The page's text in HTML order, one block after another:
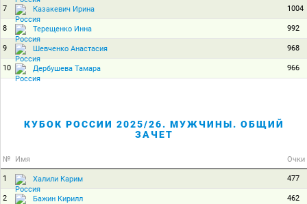
7 Казакевич Ирина 1004
8 Терещенко Инна 992
9 Шевченко Анастасия 968
10 Дербушева Тамара 966
КУБОК РОССИИ 2025/26. МУЖЧИНЫ. ОБЩИЙ
ЗАЧЕТ
№ Имя Очки
1 Халили Карим 477
2 Бажин Кирилл 462